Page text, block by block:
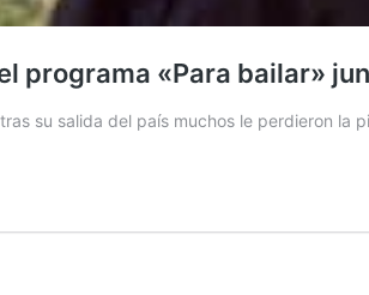
programa «Para bailar»
su salida del país muchos le perdieron la